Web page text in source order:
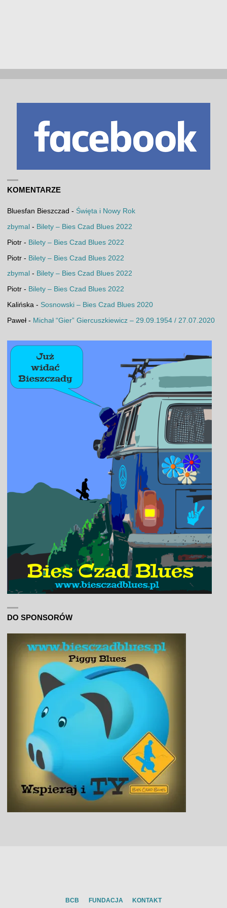
KOMENTARZE
Bluesfan Bieszczad - Święta i Nowy Rok
zbymal - Bilety – Bies Czad Blues 2022
Piotr- Bilety – Bies Czad Blues 2022
Piotr- Bilety – Bies Czad Blues 2022
zbymal - Bilety – Bies Czad Blues 2022
Piotr- Bilety – Bies Czad Blues 2022
Kalińska - Sosnowski – Bies Czad Blues 2020
Paweł- Michał “Gier” Giercuszkiewicz – 29.09.1954 / 27.07.2020
DO SPONSORÓW
BCB FUNDACJA KONTAKT